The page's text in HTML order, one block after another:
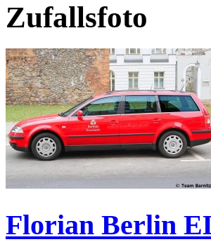
Zufallsfoto
Florian Berlin